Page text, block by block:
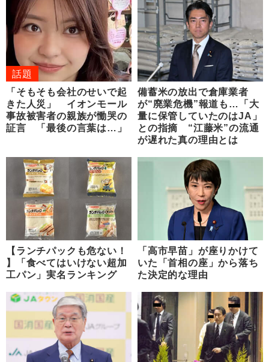
話題
「そもそも会社のせいで起
きた人災」 イオンモール
事故被害者の親族が慟哭の
証言 「最後の言葉は…」
備蓄米の放出で倉庫業者
が“廃業危機”報道も…「大
量に保管していたのはJA」
との指摘 “江藤米”の流通
が遅れた真の理由とは
【ランチパックも危ない！
】「食べてはいけない超加
工パン」実名ランキング
「高市早苗」が座りかけて
いた「首相の座」から落ち
た決定的な理由